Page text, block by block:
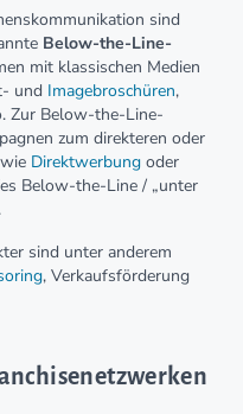
sind
Below-the-Line-
mit klassischen Medien
und Imagebroschüren,
Zur Below-the-Line-
zum direkteren oder
Direktwerbung oder
Below-the-Line / „unter
sind unter anderem
, Verkaufsförderung